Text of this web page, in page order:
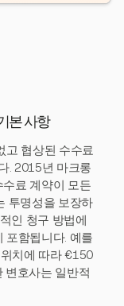
본 사항
고 협상된 수수료
. 2015년 마크롱
료 계약이 모든
투명성을 보장하
인 청구 방법에
포함됩니다. 예를
치에 따라 €150
변호사는 일반적